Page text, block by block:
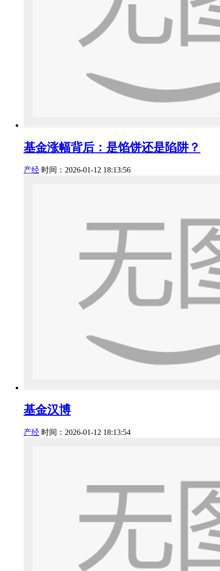
基金涨幅背后：是馅饼还是陷阱？
产经 时间：2026-01-12 18:13:56
基金汉博
产经 时间：2026-01-12 18:13:54